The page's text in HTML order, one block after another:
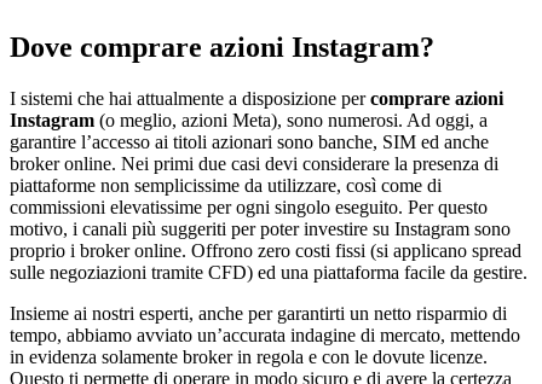
Dove comprare azioni Instagram?
I sistemi che hai attualmente a disposizione percomprare azioni
Instagram (o meglio, azioni Meta), sono numerosi. Ad oggi, a
garantire l’accesso ai titoli azionari sono banche, SIM ed anche
broker online. Nei primi due casi devi considerare la presenza di
piattaforme non semplicissime da utilizzare, così come di
commissioni elevatissime per ogni singolo eseguito. Per questo
motivo, i canali più suggeriti per poter investire su Instagram sono
proprio i broker online. Offrono zero costi fissi (si applicano spread
sulle negoziazioni tramite CFD) ed una piattaforma facile da gestire.
Insieme ai nostri esperti, anche per garantirti un netto risparmio di
tempo, abbiamo avviato un’accurata indagine di mercato, mettendo
in evidenza solamente broker in regola e con le dovute licenze.
Questo ti permette di operare in modo sicuro e di avere la certezza